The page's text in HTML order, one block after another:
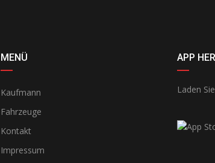
MENÜ
Kaufmann
Fahrzeuge
Kontakt
Impressum
APP
Laden